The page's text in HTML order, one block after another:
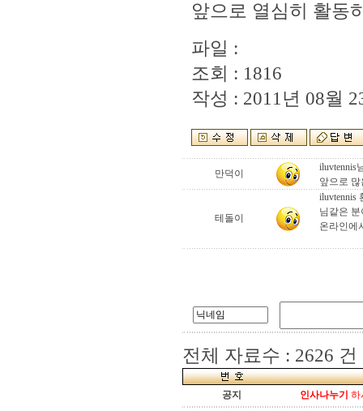
앞으로 열심히 활동
파일 :
조회 : 1816
작성 : 2011년 08월
만덕이
iluvtennis
앞으로
테돌이
iluvtennis
님같은
온라인에
전체 자료수 : 2626 건
공지 인사나누기 하